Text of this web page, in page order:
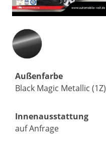
Außenfarbe
Black Magic Metallic (1Z)
Innenausstattung
auf Anfrage